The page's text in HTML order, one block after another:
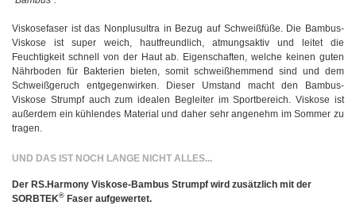
Viskosefaser ist das Nonplusultra in Bezug auf Schweißfüße. Die Bambus-
Viskose ist super weich, hautfreundlich, atmungsaktiv und leitet die
Feuchtigkeit schnell von der Haut ab. Eigenschaften, welche keinen guten
Nährboden für Bakterien bieten, somit schweißhemmend sind und dem
Schweißgeruch entgegenwirken. Dieser Umstand macht den Bambus-
Viskose Strumpf auch zum idealen Begleiter im Sportbereich. Viskose ist
außerdem ein kühlendes Material und daher sehr angenehm im Sommer zu
tragen.
UND DAS IST NOCH LANGE NICHT ALLES...
Der RS.Harmony Viskose-Bambus Strumpf wird zusätzlich mit der
SORBTEK® Faser aufgewertet.